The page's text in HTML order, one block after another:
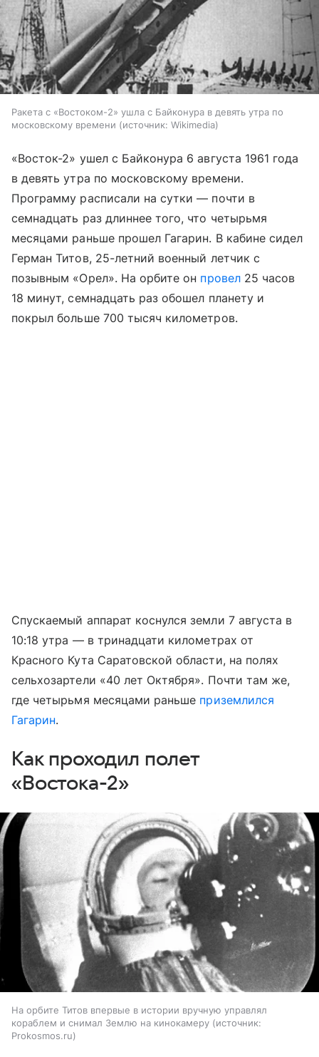
Ракета с «Востоком-2» ушла с Байконура в девять утра по
московскому времени
источник: Wikimedia
«Восток-2» ушел с Байконура 6 августа 1961 года
в девять утра по московскому времени.
Программу расписали на сутки — почти в
семнадцать раз длиннее того, что четырьмя
месяцами раньше прошел Гагарин. В кабине сидел
Герман Титов, 25-летний военный летчик с
позывным «Орел». На орбите он провел25 часов
18 минут, семнадцать раз обошел планету и
покрыл больше 700 тысяч километров.
Спускаемый аппарат коснулся земли 7 августа в
10:18 утра — в тринадцати километрах от
Красного Кута Саратовской области, на полях
сельхозартели «40 лет Октября». Почти там же,
где четырьмя месяцами раньше приземлился
Гагарин.
Как проходил полет
«Востока-2»
На орбите Титов впервые в истории вручную управлял
кораблем и снимал Землю на кинокамеру
источник:
Prokosmos.ru